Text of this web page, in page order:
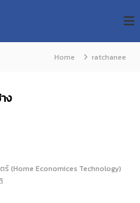
Home ratchanee
ง
ร์ (Home Economices Technology)